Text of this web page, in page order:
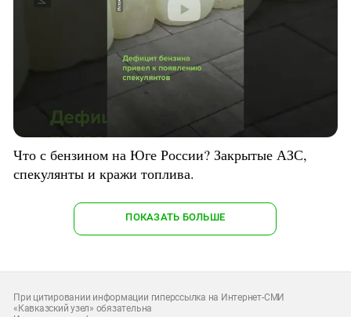
Что с бензином на Юге России? Закрытые АЗС,
спекулянты и кражи топлива.
ПОКАЗАТЬ БОЛЬШЕ
При цитировании информации гиперссылка на Интернет-СМИ
«Кавказский узел» обязательна